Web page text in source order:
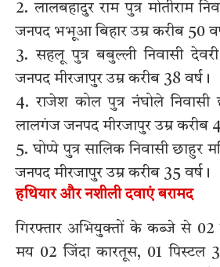
2. लालबहादुर राम पुत्र मोतीराम
जनपद भभूआ बिहार उम्र करीब 50
3. सहलू पुत्र बबुल्ली निवासी
जनपद मीरजापुर उम्र करीब 38 वर्ष।
4. राजेश कोल पुत्र नंघोले निवासी
लालगंज जनपद मीरजापुर उम्र करीब
5. घोप्पे पुत्र सालिक निवासी छाहुर
जनपद मीरजापुर उम्र करीब 35 वर्ष।
हथियार और नशीली दवाएं बरामद
गिरफ्तार अभियुक्तों के कब्जे से 02
मय 02 जिंदा कारतूस, 01 पिस्टल